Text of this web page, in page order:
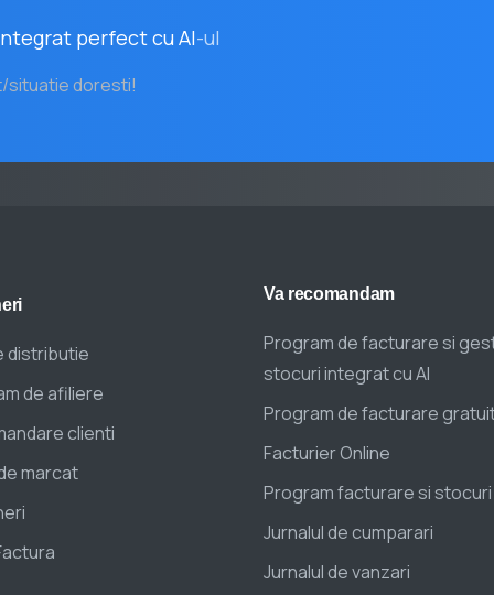
perfect cu AI-ul
situatie doresti!
distributie
de afiliere
clienti
marcat
Va recomandam
Program de facturare si
stocuri integrat cu AI
Program de facturare
Facturier Online
Program facturare si
Jurnalul de cumparari
Jurnalul de vanzari